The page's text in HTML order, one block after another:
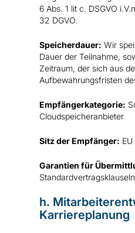
6 Abs. 1 lit c. DSGVO
32 DGVO.
Speicherdauer: Wir
Dauer der Teilnahme,
Zeitraum, der sich aus
Aufbewahrungsfristen
Empfängerkategorie:
Cloudspeicheranbieter
Sitz der Empfänger:
Garantien für
h.
Karriereplanung